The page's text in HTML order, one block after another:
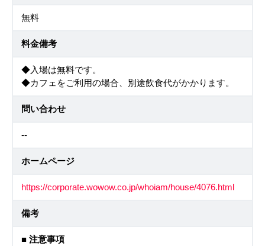
無料
料金備考
◆入場は無料です。
◆カフェをご利用の場合、別途飲食代がかかります。
問い合わせ
--
ホームページ
https://corporate.wowow.co.jp/whoiam/house/4076.html
備考
■ 注意事項